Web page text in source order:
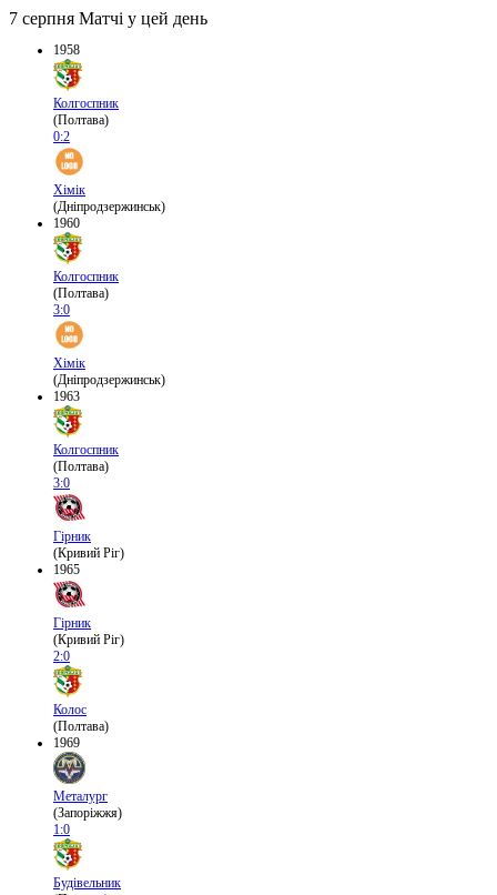
7 серпня Матчі у цей день
1958
Колгоспник
(Полтава)
0:2
Хімік
(Дніпродзержинськ)
1960
Колгоспник
(Полтава)
3:0
Хімік
(Дніпродзержинськ)
1963
Колгоспник
(Полтава)
3:0
Гірник
(Кривий Ріг)
1965
Гірник
(Кривий Ріг)
2:0
Колос
(Полтава)
1969
Металург
(Запоріжжя)
1:0
Будівельник